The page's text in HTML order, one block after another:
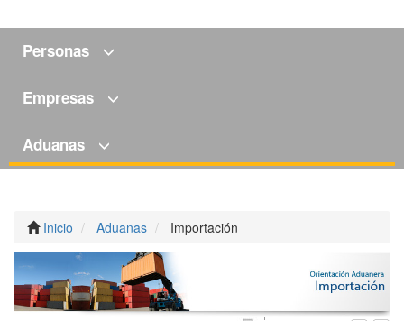
Personas
Empresas
Aduanas
Inicio Aduanas Importación